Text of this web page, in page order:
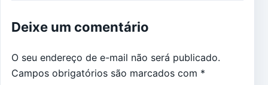
Deixe um comentário
O seu endereço de e-mail não será publicado.
Campos obrigatórios são marcados com *